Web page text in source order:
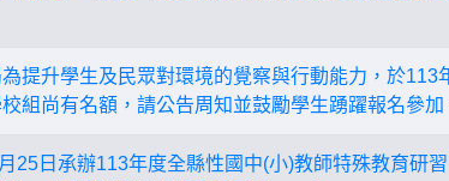
提升學生及民眾對環境的覺察與行動能力，於113
組尚有名額，請公告周知並鼓勵學生踴躍報名參加
25日承辦113年度全縣性國中(小)教師特殊教育研